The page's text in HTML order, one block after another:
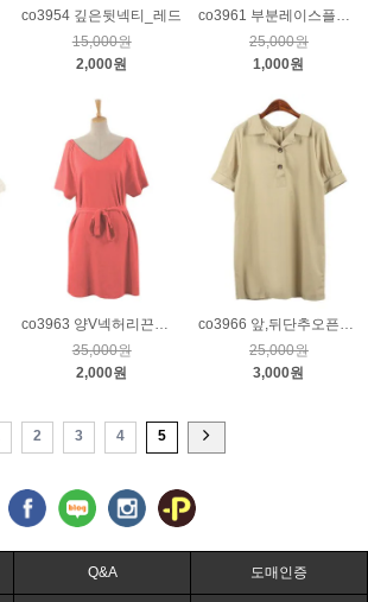
co3954 깊은뒷넥티_레드
15,000원
2,000원
co3961 부분레이스플라워쉬폰블라우스_블랙
25,000원
1,000원
co3963 양V넥허리끈원피스_코랄핑크
35,000원
2,000원
co3966 앞,뒤단추오픈카라린넨원피스_베이지
25,000원
3,000원
2 3 4 5
Q&A 도매인증